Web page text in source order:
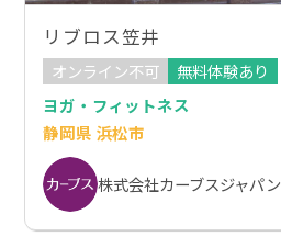
リブロス笠井
オンライン不可
無料体験あり
ヨガ・フィットネス
静岡県 浜松市
株式会社カーブスジャパン